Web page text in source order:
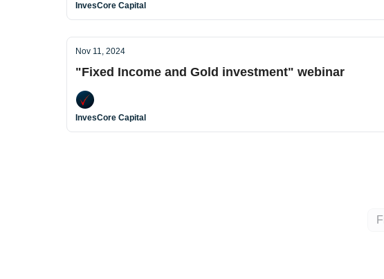
InvesCore Capital
Nov 11, 2024
"Fixed Income and Gold investment" webinar
InvesCore Capital